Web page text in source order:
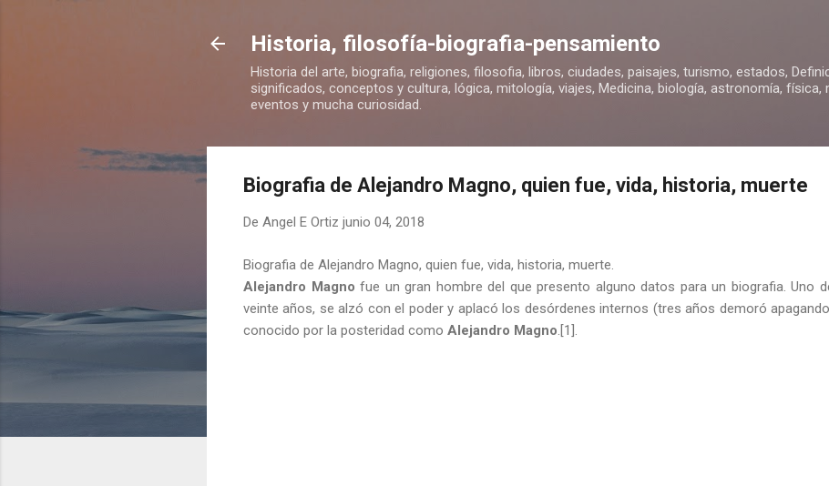
Historia, filosofía-biografia-pensamiento
Historia del arte, biografia, religiones, filosofia, libros, ciudades, paisajes, turismo, estados,
significados, conceptos y cultura, lógica, mitología, viajes, Medicina, biología, astronomía, física,
eventos y mucha curiosidad.
Biografia de Alejandro Magno, quien fue, vida, historia, muerte
De Angel E Ortiz junio 04, 2018
Biografia de Alejandro Magno, quien fue, vida, historia, muerte.
Alejandro Magno fue un gran hombre del que presento alguno datos para un biografia. Uno
veinte años, se alzó con el poder y aplacó los desórdenes internos (tres años demoró
conocido por la posteridad como Alejandro Magno .[1].